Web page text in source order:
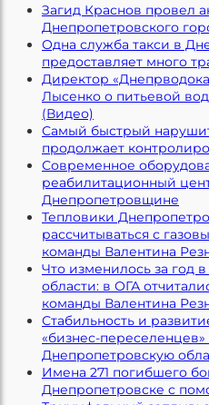
Загид Краснов провел
Днепропетровского
Одна служба такси в
предоставляет много
Директор
Лысенко о питьевой
(Видео)
Самый быстрый
продолжает
Современное
реабилитационный
Днепропетровщине
Тепловики
рассчитываться с
команды Валентина
Что изменилось за год
области: в ОГА
команды Валентина
Стабильность и
«бизнес-
Днепропетровскую
Имена 271 погибшего
Днепропетровске с